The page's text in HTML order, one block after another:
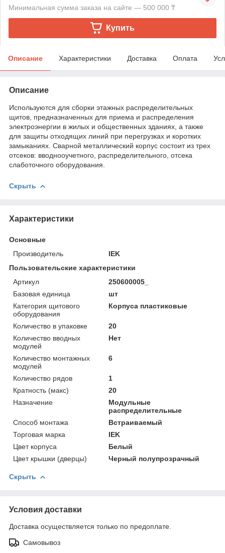
Минимальная сумма заказа на сайте — 500 000 ₸
Купить
Описание Характеристики Доставка Оплата
Описание
Используются для сборки этажных распределительных
щитов, предназначенных для приема и распределения
электроэнергии в жилых и общественных зданиях, а также
для защиты отходящих линий при перегрузках и коротких
замыканиях. Сварной металлический корпус состоит из трех
отсеков: вводноoучетного, распределительного, отсека
слаботочного оборудования.
Скрыть
Характеристики
Основные
Производитель
IEK
Пользовательские характеристики
Артикул
250600005_
Базовая единица
шт
Категория щитового
оборудования
Корпуса пластиковые
Количество в упаковке
20
Количество вводных
модулей
Нет
Количество монтажных
модулей
6
Количество рядов
1
Кратность (макс)
20
Назначение
Модульные
распределительные
Способ монтажа
Встраиваемый
Торговая марка
IEK
Цвет корпуса
Белый
Цвет крышки (дверцы)
Черный полупрозрачный
Скрыть
Условия доставки
Доставка осуществляется только по предоплате.
Самовывоз